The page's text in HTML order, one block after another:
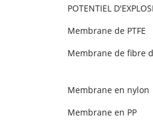
POTENTIEL
Membrane de PTFE
Membrane de fibre
Membrane en nylon
Membrane en PP